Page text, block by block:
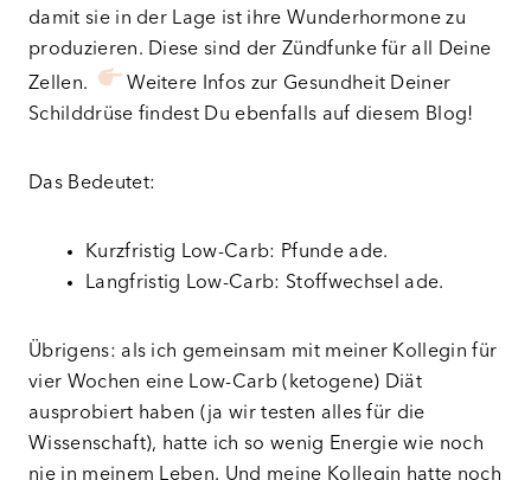
damit sie in der Lage ist ihre Wunderhormone zu
produzieren. Diese sind der Zündfunke für all Deine
Zellen.
Weitere Infos zur Gesundheit Deiner
Schilddrüse findest Du ebenfalls auf diesem Blog!
Das Bedeutet:
Kurzfristig Low-Carb: Pfunde ade.
Langfristig Low-Carb: Stoffwechsel ade.
Übrigens: als ich gemeinsam mit meiner Kollegin für
vier Wochen eine Low-Carb (ketogene) Diät
ausprobiert haben (ja wir testen alles für die
Wissenschaft), hatte ich so wenig Energie wie noch
nie in meinem Leben. Und meine Kollegin hatte noch